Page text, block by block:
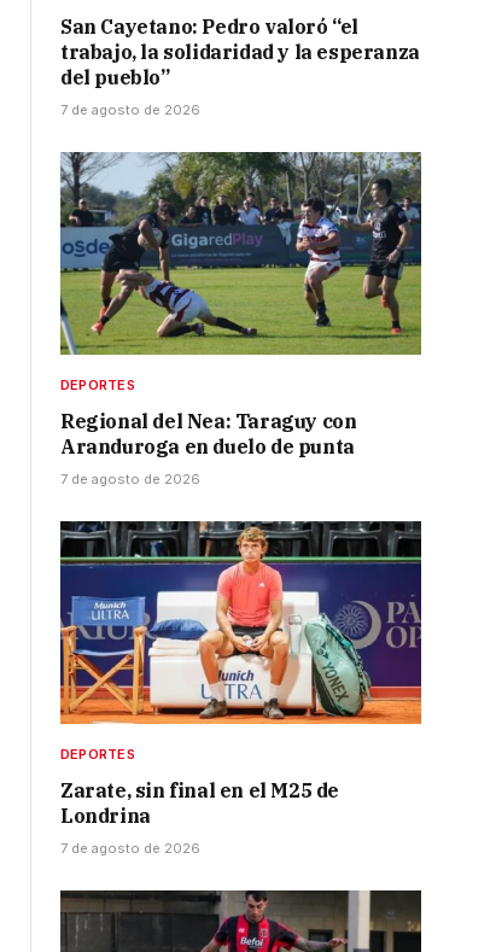
San Cayetano: Pedro valoró “el
trabajo, la solidaridad y la esperanza
del pueblo”
7 de agosto de 2026
DEPORTES
Regional del Nea: Taraguy con
Aranduroga en duelo de punta
7 de agosto de 2026
DEPORTES
Zarate, sin final en el M25 de
Londrina
7 de agosto de 2026